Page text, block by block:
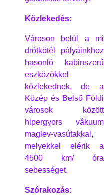
Közlekedés:
Városon belül a mi
drótkötél pályáinkhoz
hasonló kabinszerű
eszközökkel
közlekednek, de a
Közép és Belső Földi
városok között
hipergyors vákuum
maglev-vasútakkal,
melyekkel elérik a
4500 km/ óra
sebességet.
Szórakozás: